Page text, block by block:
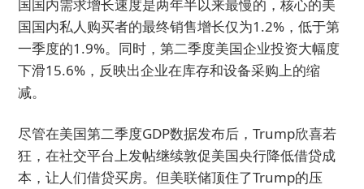
国国内需求增长速度是两年半以来最慢的，核心的美
国国内私人购买者的最终销售增长仅为1.2%，低于第
一季度的1.9%。同时，第二季度美国企业投资大幅度
下滑15.6%，反映出企业在库存和设备采购上的缩
减。
尽管在美国第二季度GDP数据发布后，Trump欣喜若
狂，在社交平台上发帖继续敦促美国央行降低借贷成
本，让人们借贷买房。但美联储顶住了Trump的压